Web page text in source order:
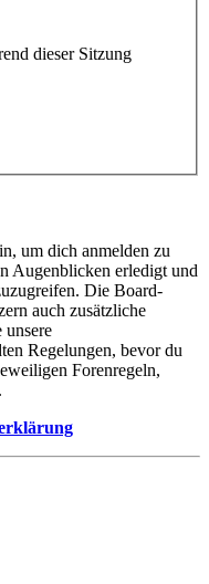
dieser Sitzung
um dich anmelden zu
Augenblicken erledigt und
Die Board-
auch zusätzliche
unsere
Regelungen, bevor du
Forenregeln,